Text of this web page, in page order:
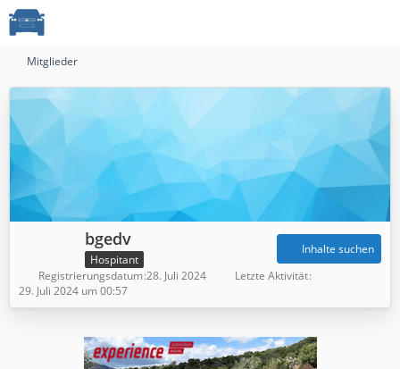
Mitglieder
bgedv
Hospitant
Inhalte suchen
Registrierungsdatum 28. Juli 2024
Letzte Aktivität
29. Juli 2024 um 00:57